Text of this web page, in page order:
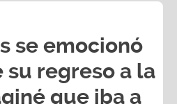
se emocionó
su regreso a la
que iba a